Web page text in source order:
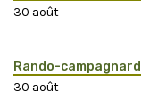
30 août
Rando-
30 août